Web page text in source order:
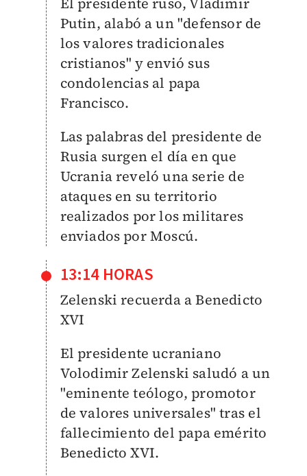
Putin, alabó a un "defensor de
los valores tradicionales
cristianos" y envió sus
condolencias al papa
Francisco.
Las palabras del presidente de
Rusia surgen el día en que
Ucrania reveló una serie de
ataques en su territorio
realizados por los militares
enviados por Moscú.
13:14 HORAS
Zelenski recuerda a Benedicto
XVI
El presidente ucraniano
Volodimir Zelenski saludó a un
"eminente teólogo, promotor
de valores universales" tras el
fallecimiento del papa emérito
Benedicto XVI.